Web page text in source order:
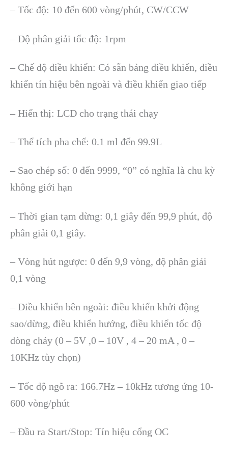
– Tốc độ: 10 đến 600 vòng/phút, CW/CCW
– Độ phân giải tốc độ: 1rpm
– Chế độ điều khiển: Có sẵn bảng điều khiển, điều
khiển tín hiệu bên ngoài và điều khiển giao tiếp
– Hiển thị: LCD cho trạng thái chạy
– Thể tích pha chế: 0.1 ml đến 99.9L
– Sao chép số: 0 đến 9999, “0” có nghĩa là chu kỳ
không giới hạn
– Thời gian tạm dừng: 0,1 giây đến 99,9 phút, độ
phân giải 0,1 giây.
– Vòng hút ngược: 0 đến 9,9 vòng, độ phân giải
0,1 vòng
– Điều khiển bên ngoài: điều khiển khởi động
sao/dừng, điều khiển hướng, điều khiển tốc độ
dòng chảy (0 – 5V ,0 – 10V , 4 – 20 mA , 0 –
10KHz tùy chọn)
– Tốc độ ngõ ra: 166.7Hz – 10kHz tương ứng 10-
600 vòng/phút
– Đầu ra Start/Stop: Tín hiệu cổng OC